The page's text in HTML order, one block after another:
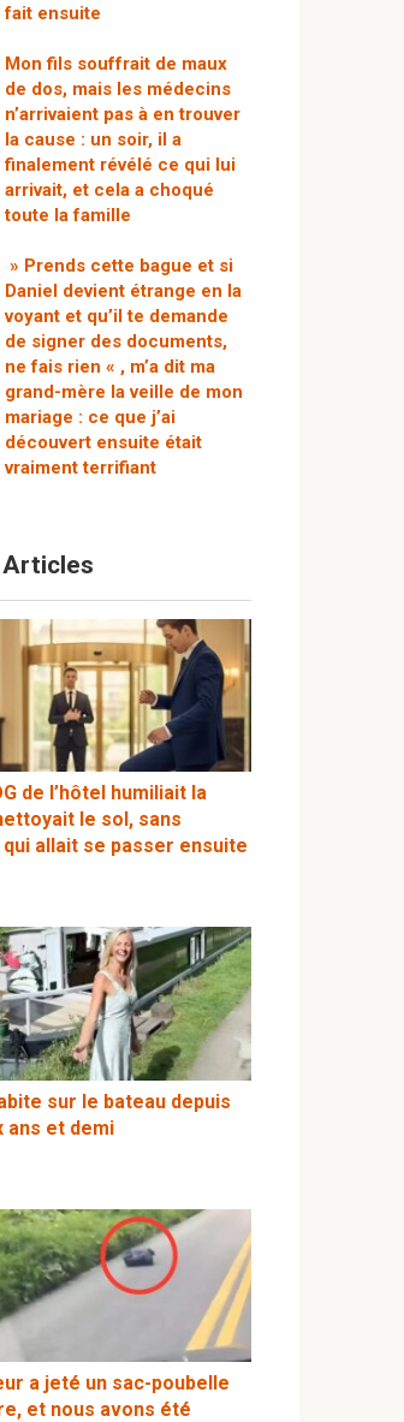
fait ensuite
Mon fils souffrait de maux
de dos, mais les médecins
n’arrivaient pas à en trouver
la cause : un soir, il a
finalement révélé ce qui lui
arrivait, et cela a choqué
toute la famille
» Prends cette bague et si
Daniel devient étrange en la
voyant et qu’il te demande
de signer des documents,
ne fais rien « , m’a dit ma
grand-mère la veille de mon
mariage : ce que j’ai
découvert ensuite était
vraiment terrifiant
de l’hôtel humiliait la
le sol, sans
allait se passer ensuite
sur le bateau depuis
ans et demi
a jeté un sac-poubelle
et nous avons été